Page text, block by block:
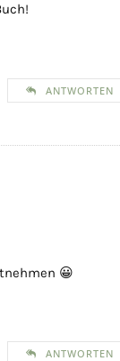
ANTWORTEN
😀
ANTWORTEN